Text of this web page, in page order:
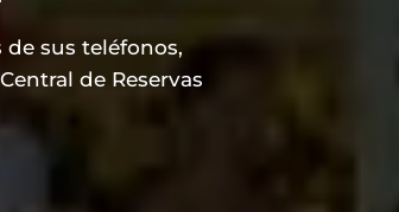
de sus teléfonos,
de Reservas